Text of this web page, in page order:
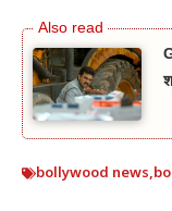
bollywood news,